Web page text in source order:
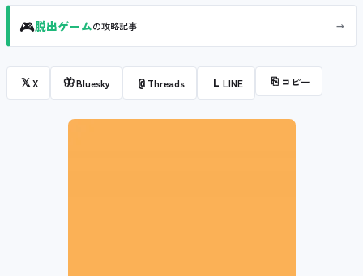
🎮脱出ゲームの攻略記事 →
𝕏X 🦋Bluesky @ Threads L LINE ⎘ コピー